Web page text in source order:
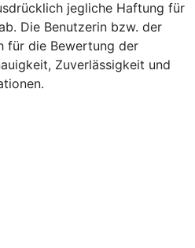
jegliche Haftung für
Die Benutzerin bzw. der
für die Bewertung der
Zuverlässigkeit und